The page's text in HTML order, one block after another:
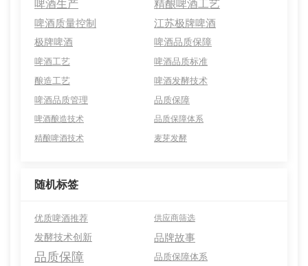
啤酒生产 精酿啤酒工艺
啤酒质量控制 江苏极牌啤酒
极牌啤酒 啤酒品质保障
啤酒工艺
啤酒品质标准
酿造工艺
啤酒发酵技术
啤酒品质管理
品质保障
啤酒酿造技术
品质保障体系
精酿啤酒技术
麦芽发酵
随机标签
优质啤酒推荐 供应商筛选
发酵技术创新 品牌故事
品质保障 品质保障体系